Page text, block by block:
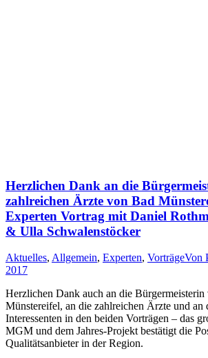
Herzlichen Dank an die
zahlreichen Ärzte von Bad
Experten Vortrag mit Daniel
& Ulla Schwalenstöcker
Aktuelles, Allgemein, Experten, VorträgeVon
2017
Herzlichen Dank auch an die Bürgermeisterin
Münstereifel, an die zahlreichen Ärzte und an
Interessenten in den beiden Vorträgen – das
MGM und dem Jahres-Projekt bestätigt die
Qualitätsanbieter in der Region.